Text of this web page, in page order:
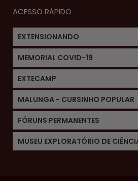
ACESSO RÁPIDO
EXTENSIONANDO
MEMORIAL COVID-19
EXTECAMP
MALUNGA - CURSINHO POPULAR
FÓRUNS PERMANENTES
MUSEU EXPLORATÓRIO DE